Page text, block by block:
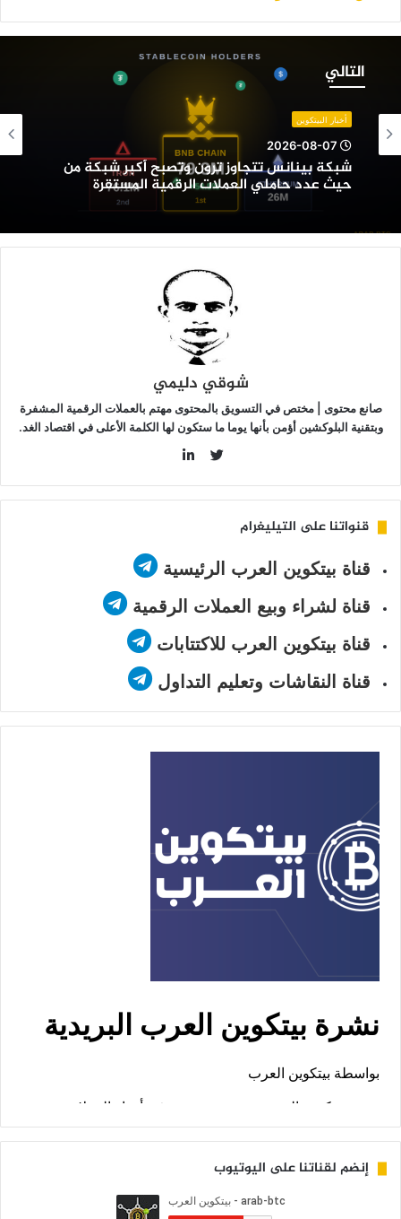
التالي
وتصبح
أكبر
شبكة
حاملي
العملات
أخبار البيتكوين
2026-08-07
شبكة بينانس تتجاوز ترون وتصبح أكبر شبكة من
حيث عدد حاملي العملات الرقمية المستقرة
شوقي دليمي
صانع محتوى | مختص في التسويق بالمحتوى مهتم بالعملات الرقمية المشفرة
وبتقنية البلوكشين أؤمن بأنها يوما ما ستكون لها الكلمة الأعلى في اقتصاد الغد.
قنواتنا على التيليغرام
قناة بيتكوين العرب الرئيسية
قناة لشراء وبيع العملات الرقمية
قناة بيتكوين العرب للاكتتابات
قناة النقاشات وتعليم التداول
إنضم لقناتنا على اليوتيوب